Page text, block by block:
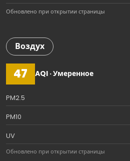
Обновлено при открытии страницы
Воздух
47 AQI · Умеренное
PM2.5
PM10
UV
Обновлено при открытии страницы